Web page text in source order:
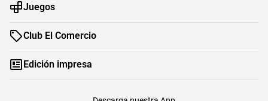
Juegos
Club El Comercio
Edición impresa